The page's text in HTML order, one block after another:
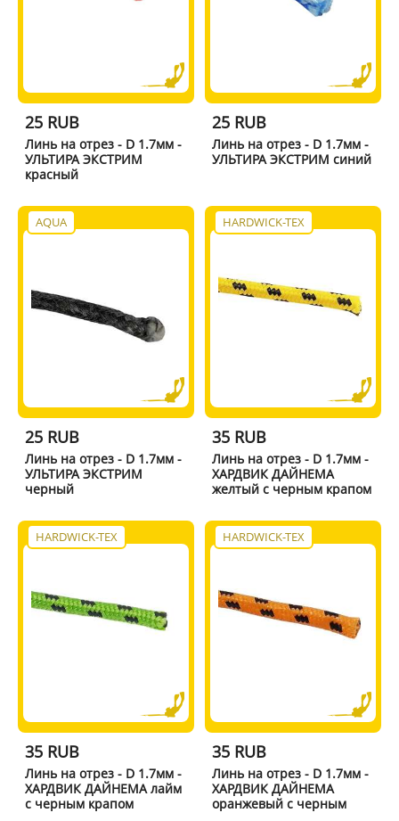
25 RUB
Линь на отрез - D 1.7мм -
УЛЬТИРА ЭКСТРИМ
красный
25 RUB
Линь на отрез - D 1.7мм -
УЛЬТИРА ЭКСТРИМ синий
AQUA
25 RUB
Линь на отрез - D 1.7мм -
УЛЬТИРА ЭКСТРИМ
черный
HARDWICK-TEX
35 RUB
Линь на отрез - D 1.7мм -
ХАРДВИК ДАЙНЕМА
желтый с черным крапом
HARDWICK-TEX
35 RUB
Линь на отрез - D 1.7мм -
ХАРДВИК ДАЙНЕМА лайм
с черным крапом
HARDWICK-TEX
35 RUB
Линь на отрез - D 1.7мм -
ХАРДВИК ДАЙНЕМА
оранжевый с черным